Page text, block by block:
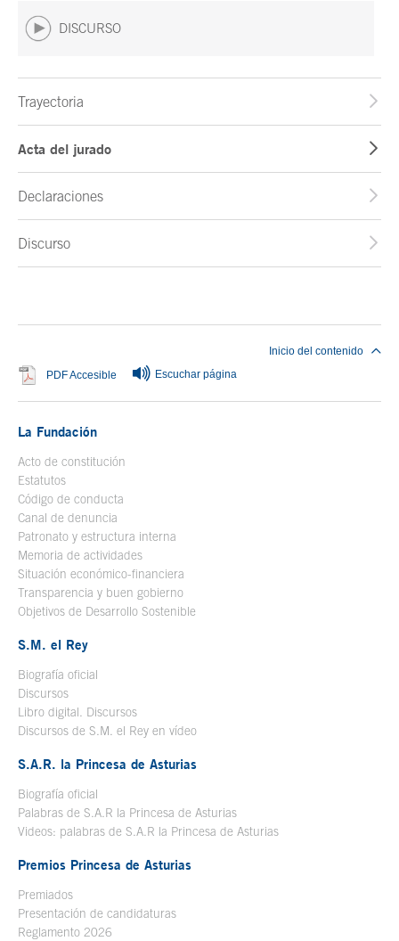
DISCURSO
Trayectoria
Acta del jurado
Declaraciones
Discurso
PDF Accesible Se abre en ventana nueva
Escuchar página
Inicio del contenido
La Fundación
Acto de constitución
Estatutos
Código de conducta
Canal de denuncia
Patronato y estructura interna
Memoria de actividades
Situación económico-financiera
Transparencia y buen gobierno
Objetivos de Desarrollo Sostenible
S.M. el Rey
Biografía oficial
Discursos
Libro digital. Discursos
Discursos de S.M. el Rey en vídeo
S.A.R. la Princesa de Asturias
Biografía oficial
Palabras de S.A.R la Princesa de Asturias
Videos: palabras de S.A.R la Princesa de Asturias
Premios Princesa de Asturias
Premiados
Presentación de candidaturas
Reglamento 2026